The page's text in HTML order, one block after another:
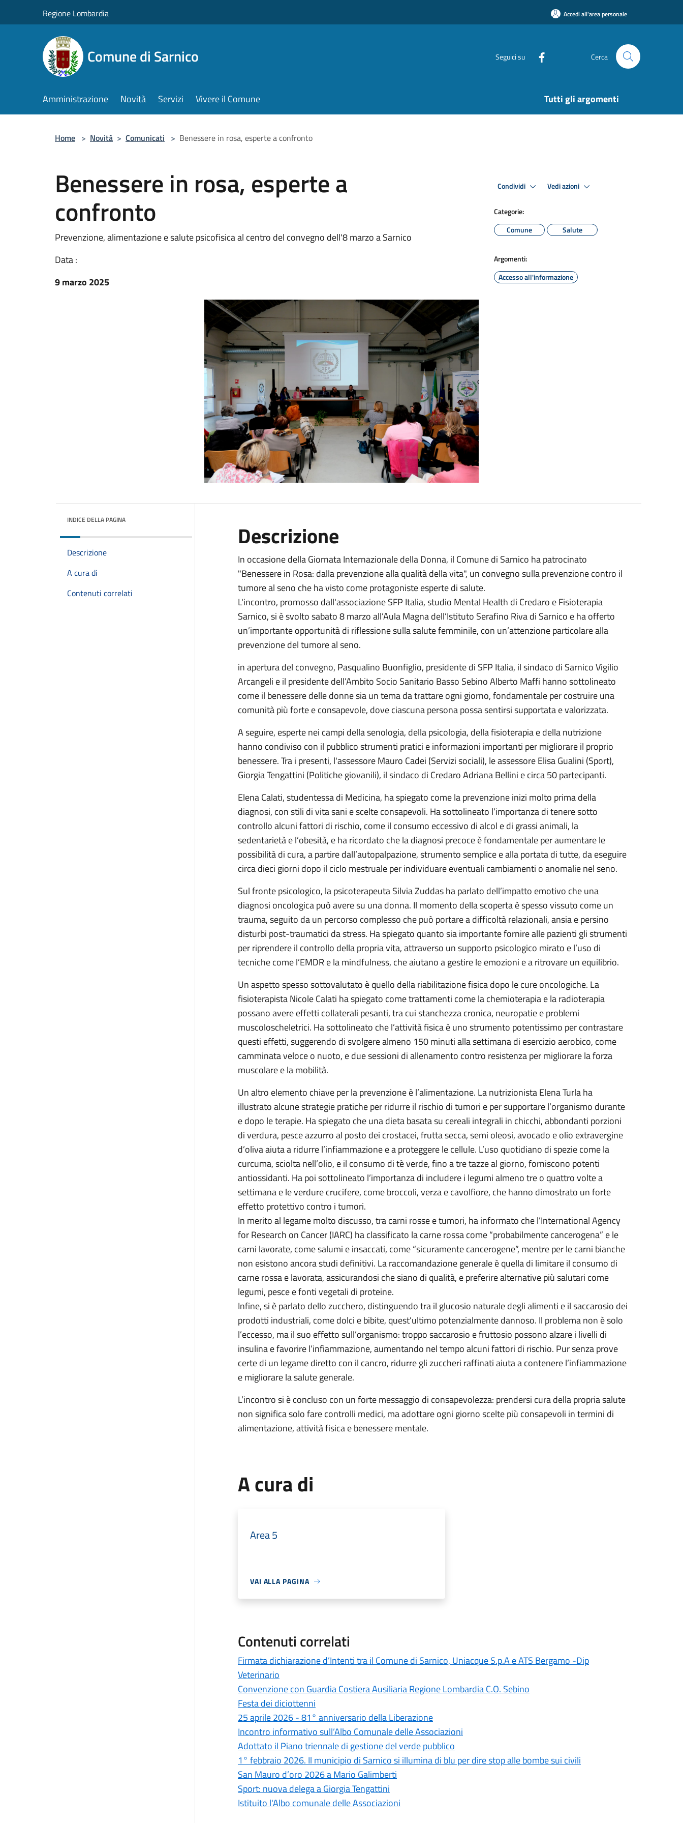
Regione Lombardia Accedi all'area personale
Comune di Sarnico Seguici su Cerca
Amministrazione Novità Servizi Vivere il Comune Tutti gli argomenti
Home > Novità > Comunicati > Benessere in rosa, esperte a confronto
Benessere in rosa, esperte a
confronto
Prevenzione, alimentazione e salute psicofisica al centro del convegno dell'8 marzo a Sarnico
Data :
9 marzo 2025
Condividi Vedi azioni
Categorie:
Comune
Salute
Argomenti:
Accesso all'informazione
INDICE DELLA PAGINA
Descrizione
A cura di
Contenuti correlati
Descrizione
In occasione della Giornata Internazionale della Donna, il Comune di Sarnico ha patrocinato
"Benessere in Rosa: dalla prevenzione alla qualità della vita", un convegno sulla prevenzione contro il
tumore al seno che ha visto come protagoniste esperte di salute.
L'incontro, promosso dall'associazione SFP Italia, studio Mental Health di Credaro e Fisioterapia
Sarnico, si è svolto sabato 8 marzo all’Aula Magna dell’Istituto Serafino Riva di Sarnico e ha offerto
un’importante opportunità di riflessione sulla salute femminile, con un’attenzione particolare alla
prevenzione del tumore al seno.
in apertura del convegno, Pasqualino Buonfiglio, presidente di SFP Italia, il sindaco di Sarnico Vigilio
Arcangeli e il presidente dell’Ambito Socio Sanitario Basso Sebino Alberto Maffi hanno sottolineato
come il benessere delle donne sia un tema da trattare ogni giorno, fondamentale per costruire una
comunità più forte e consapevole, dove ciascuna persona possa sentirsi supportata e valorizzata.
A seguire, esperte nei campi della senologia, della psicologia, della fisioterapia e della nutrizione
hanno condiviso con il pubblico strumenti pratici e informazioni importanti per migliorare il proprio
benessere. Tra i presenti, l'assessore Mauro Cadei (Servizi sociali), le assessore Elisa Gualini (Sport),
Giorgia Tengattini (Politiche giovanili), il sindaco di Credaro Adriana Bellini e circa 50 partecipanti.
Elena Calati, studentessa di Medicina, ha spiegato come la prevenzione inizi molto prima della
diagnosi, con stili di vita sani e scelte consapevoli. Ha sottolineato l’importanza di tenere sotto
controllo alcuni fattori di rischio, come il consumo eccessivo di alcol e di grassi animali, la
sedentarietà e l’obesità, e ha ricordato che la diagnosi precoce è fondamentale per aumentare le
possibilità di cura, a partire dall’autopalpazione, strumento semplice e alla portata di tutte, da eseguire
circa dieci giorni dopo il ciclo mestruale per individuare eventuali cambiamenti o anomalie nel seno.
Sul fronte psicologico, la psicoterapeuta Silvia Zuddas ha parlato dell’impatto emotivo che una
diagnosi oncologica può avere su una donna. Il momento della scoperta è spesso vissuto come un
trauma, seguito da un percorso complesso che può portare a difficoltà relazionali, ansia e persino
disturbi post-traumatici da stress. Ha spiegato quanto sia importante fornire alle pazienti gli strumenti
per riprendere il controllo della propria vita, attraverso un supporto psicologico mirato e l’uso di
tecniche come l’EMDR e la mindfulness, che aiutano a gestire le emozioni e a ritrovare un equilibrio.
Un aspetto spesso sottovalutato è quello della riabilitazione fisica dopo le cure oncologiche. La
fisioterapista Nicole Calati ha spiegato come trattamenti come la chemioterapia e la radioterapia
possano avere effetti collaterali pesanti, tra cui stanchezza cronica, neuropatie e problemi
muscoloscheletrici. Ha sottolineato che l’attività fisica è uno strumento potentissimo per contrastare
questi effetti, suggerendo di svolgere almeno 150 minuti alla settimana di esercizio aerobico, come
camminata veloce o nuoto, e due sessioni di allenamento contro resistenza per migliorare la forza
muscolare e la mobilità.
Un altro elemento chiave per la prevenzione è l’alimentazione. La nutrizionista Elena Turla ha
illustrato alcune strategie pratiche per ridurre il rischio di tumori e per supportare l’organismo durante
e dopo le terapie. Ha spiegato che una dieta basata su cereali integrali in chicchi, abbondanti porzioni
di verdura, pesce azzurro al posto dei crostacei, frutta secca, semi oleosi, avocado e olio extravergine
d’oliva aiuta a ridurre l’infiammazione e a proteggere le cellule. L’uso quotidiano di spezie come la
curcuma, sciolta nell’olio, e il consumo di tè verde, fino a tre tazze al giorno, forniscono potenti
antiossidanti. Ha poi sottolineato l’importanza di includere i legumi almeno tre o quattro volte a
settimana e le verdure crucifere, come broccoli, verza e cavolfiore, che hanno dimostrato un forte
effetto protettivo contro i tumori.
In merito al legame molto discusso, tra carni rosse e tumori, ha informato che l’International Agency
for Research on Cancer (IARC) ha classificato la carne rossa come “probabilmente cancerogena” e le
carni lavorate, come salumi e insaccati, come “sicuramente cancerogene”, mentre per le carni bianche
non esistono ancora studi definitivi. La raccomandazione generale è quella di limitare il consumo di
carne rossa e lavorata, assicurandosi che siano di qualità, e preferire alternative più salutari come
legumi, pesce e fonti vegetali di proteine.
Infine, si è parlato dello zucchero, distinguendo tra il glucosio naturale degli alimenti e il saccarosio dei
prodotti industriali, come dolci e bibite, quest’ultimo potenzialmente dannoso. Il problema non è solo
l’eccesso, ma il suo effetto sull’organismo: troppo saccarosio e fruttosio possono alzare i livelli di
insulina e favorire l’infiammazione, aumentando nel tempo alcuni fattori di rischio. Pur senza prove
certe di un legame diretto con il cancro, ridurre gli zuccheri raffinati aiuta a contenere l’infiammazione
e migliorare la salute generale.
L’incontro si è concluso con un forte messaggio di consapevolezza: prendersi cura della propria salute
non significa solo fare controlli medici, ma adottare ogni giorno scelte più consapevoli in termini di
alimentazione, attività fisica e benessere mentale.
A cura di
Area 5
VAI ALLA PAGINA
Contenuti correlati
Firmata dichiarazione d’Intenti tra il Comune di Sarnico, Uniacque S.p.A e ATS Bergamo -Dip
Veterinario
Convenzione con Guardia Costiera Ausiliaria Regione Lombardia C.O. Sebino
Festa dei diciottenni
25 aprile 2026 - 81° anniversario della Liberazione
Incontro informativo sull’Albo Comunale delle Associazioni
Adottato il Piano triennale di gestione del verde pubblico
1° febbraio 2026. Il municipio di Sarnico si illumina di blu per dire stop alle bombe sui civili
San Mauro d’oro 2026 a Mario Galimberti
Sport: nuova delega a Giorgia Tengattini
Istituito l'Albo comunale delle Associazioni